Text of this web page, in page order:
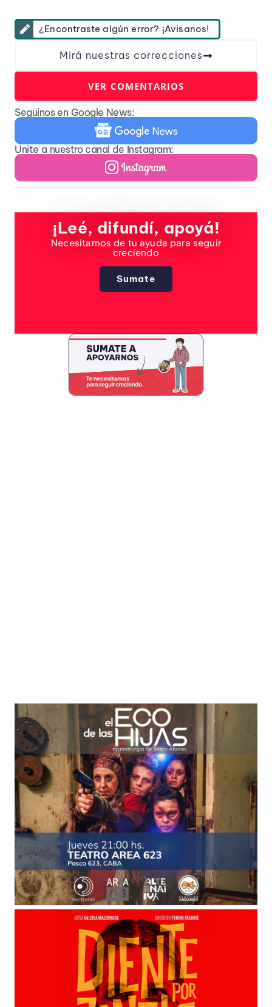
¿Encontraste algún error? ¡Avisanos!
Mirá nuestras correcciones
VER COMENTARIOS
Seguinos en Google News:
Unite a nuestro canal de Instagram:
¡Leé, difundí, apoyá!
Necesitamos de tu ayuda para seguir
creciendo
Sumate